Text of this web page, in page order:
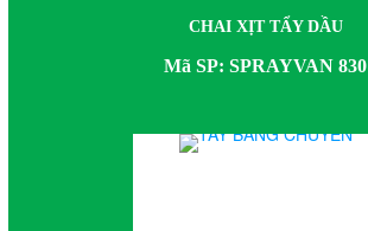
CHAI XỊT TẨY DẦU
Mã SP: SPRAYVAN 830